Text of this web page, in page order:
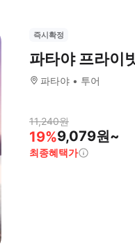
즉시확정
파타야 프라이
파타야 투어
11,240원
19%9,079원~
최종혜택가